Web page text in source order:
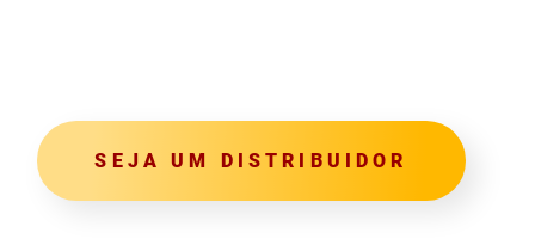
SEJA UM DISTRIBUIDOR